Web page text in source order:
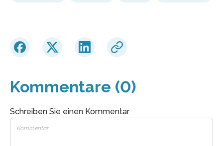
Kommentare (0)
Schreiben Sie einen Kommentar